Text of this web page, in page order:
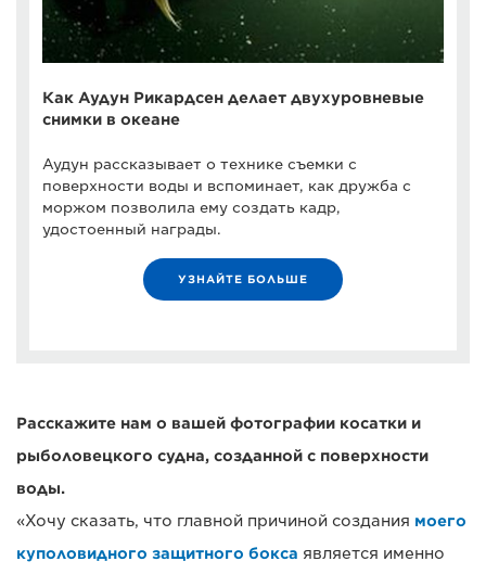
Как Аудун Рикардсен делает двухуровневые
снимки в океане
Аудун рассказывает о технике съемки с
поверхности воды и вспоминает, как дружба с
моржом позволила ему создать кадр,
удостоенный награды.
УЗНАЙТЕ БОЛЬШЕ
Расскажите нам о вашей фотографии косатки и
рыболовецкого судна, созданной с поверхности
воды.
«Хочу сказать, что главной причиной создания моего
куполовидного защитного бокса является именно